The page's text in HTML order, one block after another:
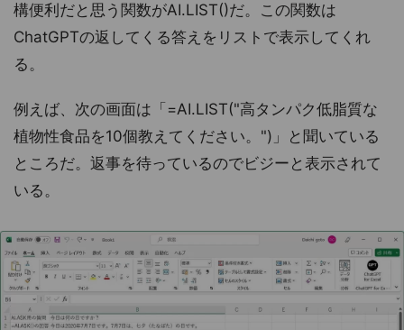
構便利だと思う関数がAI.LIST()だ。この関数は
ChatGPTの返してくる答えをリストで表示してくれ
る。
例えば、次の画面は「=AI.LIST("高タンパク低脂質な
植物性食品を10個教えてください。")」と聞いている
ところだ。返事を待っているのでビジーと表示されて
いる。